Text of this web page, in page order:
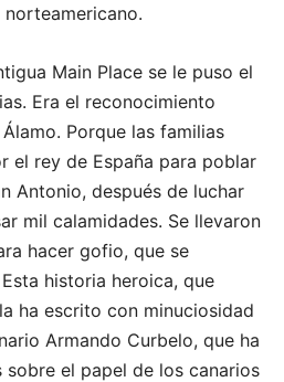
Main Place se le puso el
Era el reconocimiento
Porque las familias
el rey de España para poblar
Antonio, después de luchar
mil calamidades. Se llevaron
hacer gofio, que se
historia heroica, que
ha escrito con minuciosidad
Armando Curbelo, que ha
el papel de los canarios